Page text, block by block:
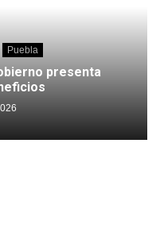
Puebla
presenta